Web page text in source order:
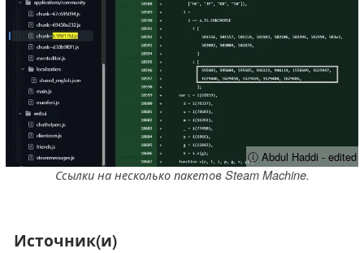
ⓘ Abdul Haddi - edited
Ссылки на несколько пакетов Steam Machine.
Источник(и)